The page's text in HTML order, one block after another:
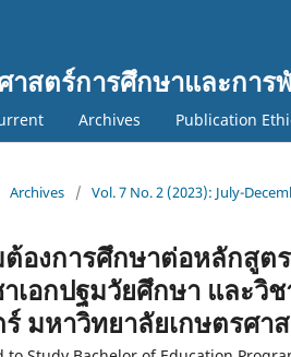
าสตร์การศึกษาและกา
Archives Publication
Archives / Vol. 7 No. 2 (2023): July-
องการศึกษาต่อหลักสูต
าเอกปฐมวัยศึกษา และ
มหาวิทยาลัยเกษตรศา